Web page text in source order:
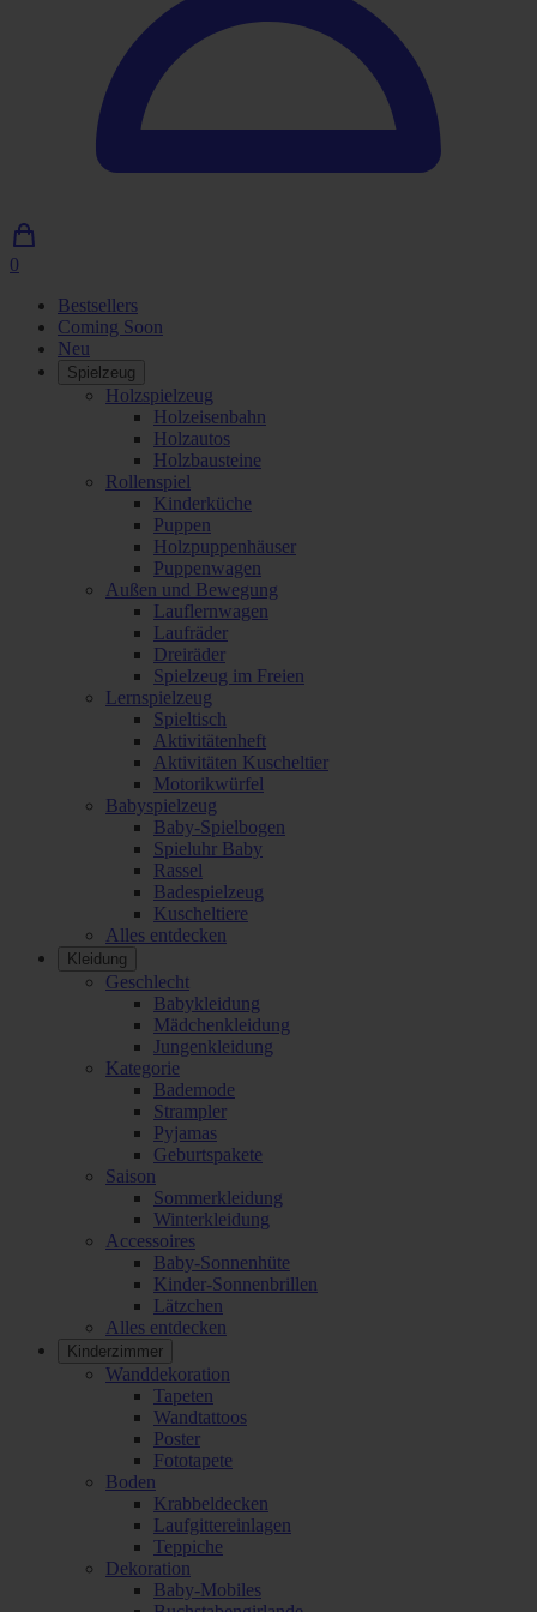
0
Einkaufswagen
Bestsellers
Coming Soon
Neu
Spielzeug
Holzspielzeug
Holzeisenbahn
Holzautos
Holzbausteine
Rollenspiel
Kinderküche
Puppen
Holzpuppenhäuser
Puppenwagen
Außen und Bewegung
Lauflernwagen
Laufräder
Dreiräder
Spielzeug im Freien
Lernspielzeug
Spieltisch
Aktivitätenheft
Aktivitäten Kuscheltier
Motorikwürfel
Babyspielzeug
Baby-Spielbogen
Spieluhr Baby
Rassel
Badespielzeug
Kuscheltiere
Alles entdecken
Kleidung
Geschlecht
Babykleidung
Mädchenkleidung
Jungenkleidung
Kategorie
Bademode
Strampler
Pyjamas
Geburtspakete
Saison
Sommerkleidung
Winterkleidung
Accessoires
Baby-Sonnenhüte
Kinder-Sonnenbrillen
Lätzchen
Alles entdecken
Kinderzimmer
Wanddekoration
Tapeten
Wandtattoos
Poster
Fototapete
Boden
Krabbeldecken
Laufgittereinlagen
Teppiche
Dekoration
Baby-Mobiles